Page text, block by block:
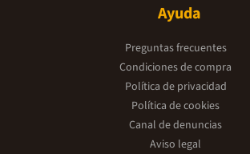
Ayuda
Preguntas frecuentes
Condiciones de compra
Política de privacidad
Política de cookies
Canal de denuncias
Aviso legal